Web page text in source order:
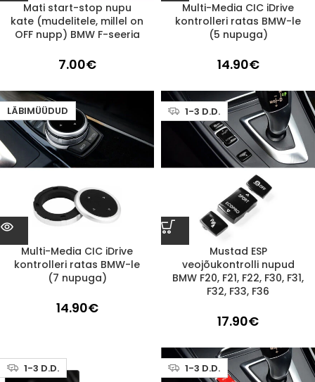
Mati start-stop nupu
kate (mudelitele, millel on
OFF nupp) BMW F-seeria
7.00€
Multi-Media CIC iDrive
kontrolleri ratas BMW-le
(5 nupuga)
14.90€
LÄBIMÜÜDUD
Multi-Media CIC iDrive
kontrolleri ratas BMW-le
(7 nupuga)
14.90€
1-3 D.D.
Mustad ESP
veojõukontrolli nupud
BMW F20, F21, F22, F30, F31,
F32, F33, F36
17.90€
1-3 D.D. 1-3 D.D.